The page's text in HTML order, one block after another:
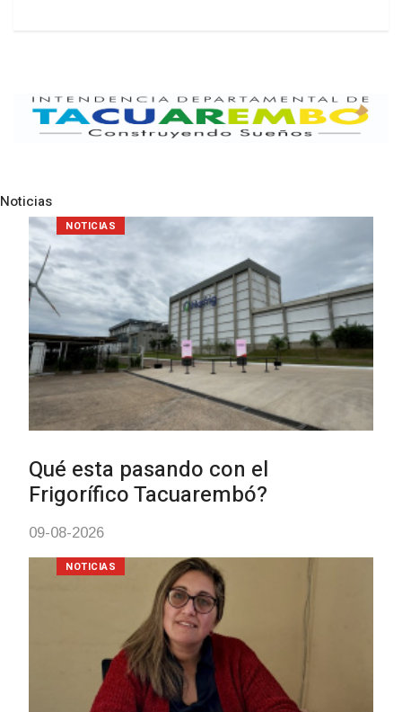
Noticias
BPS redujo la tasa de interés de
todos sus préstamos sociales y
abrió nueva línea de crédito
04-08-2026
NOTICIAS
POLICIALES